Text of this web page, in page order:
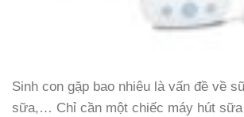
Sinh con gặp bao nhiêu là vấn đề về
sữa,… Chỉ cần một chiếc máy hút